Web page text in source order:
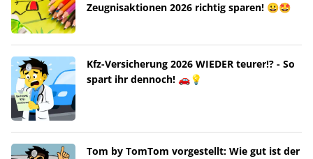
Zeugnisaktionen 2026 richtig sparen! 😀🤩
Kfz-Versicherung 2026 WIEDER teurer!? - So
spart ihr dennoch! 🚗💡
Tom by TomTom vorgestellt: Wie gut ist der